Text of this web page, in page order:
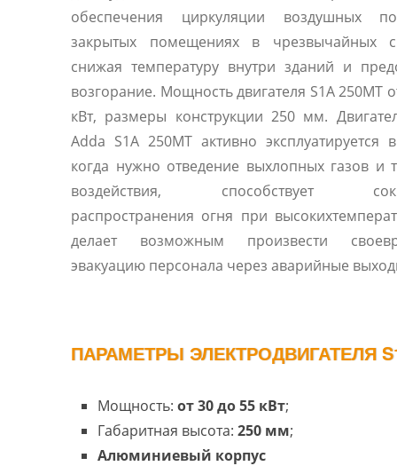
обеспечения циркуляции воздушных
закрытых помещениях в чрезвычайных
снижая температуру внутри зданий и
возгорание. Мощность двигателя S1A 250MT
кВт, размеры конструкции 250 мм.
Adda S1A 250MT активно эксплуатируется
когда нужно отведение выхлопных газов и
воздействия, способствует
распространения огня при
делает возможным произвести
эвакуацию персонала через аварийные
ПАРАМЕТРЫ ЭЛЕКТРОДВИГАТЕЛЯ
Мощность: от 30 до 55 кВт;
Габаритная высота: 250 мм;
Алюминиевый корпус